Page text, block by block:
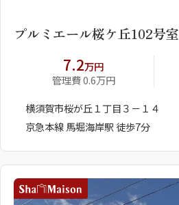
プルミエール桜ケ丘102号室
7.2万円
管理費 0.6万円
横須賀市桜が丘１丁目３－１４
京急本線 馬堀海岸駅 徒歩7分